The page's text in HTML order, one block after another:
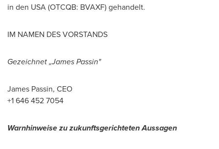
in den USA(OTCQB: BVAXF) gehandelt.
IM NAMEN DES VORSTANDS
Gezeichnet „James Passin"
James Passin, CEO
+1 646 452 7054
Warnhinweise zu zukunftsgerichteten Aussagen